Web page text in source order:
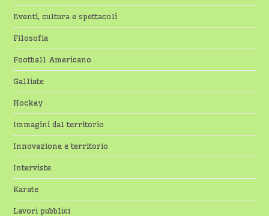
Eventi, cultura e spettacoli
Filosofia
Football Americano
Galliate
Hockey
Immagini dal territorio
Innovazione e territorio
Interviste
Karate
Lavori pubblici